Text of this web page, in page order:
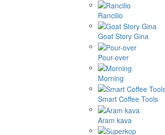
Rancilio
Goat Story Gina
Pour-over
Morning
Smart Coffee Tools
Aram kava